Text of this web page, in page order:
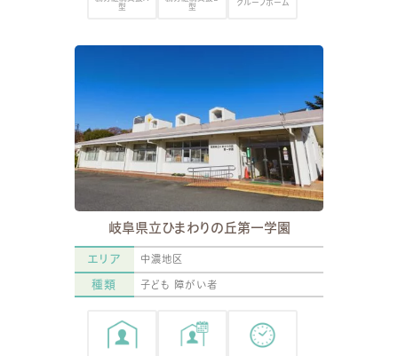
型
型
グループホーム
岐阜県立ひまわりの丘第一学園
エリア 中濃地区
種類 子ども 障がい者